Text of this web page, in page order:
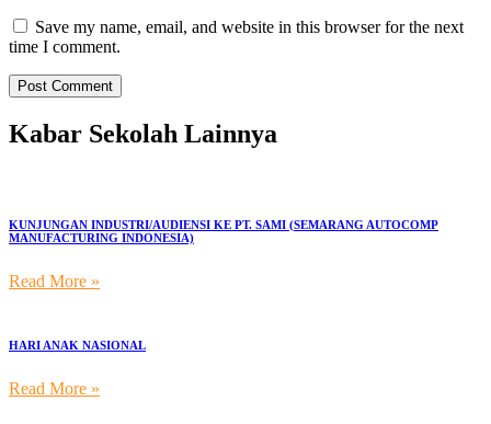
Save my name, email, and website in this browser for the next
time I comment.
Kabar Sekolah Lainnya
KUNJUNGAN INDUSTRI/AUDIENSI KE PT. SAMI (SEMARANG AUTOCOMP
MANUFACTURING INDONESIA)
Read More »
HARI ANAK NASIONAL
Read More »